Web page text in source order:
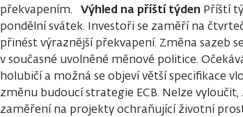
překvapením. Výhled na příští týden Příští
pondělní svátek. Investoři se zaměří na
přinést výraznější překvapení. Změna sazeb
v současné uvolněné měnové politice.
holubičí a možná se objeví větší specifikace
změnu budoucí strategie ECB. Nelze
zaměření na projekty ochraňující životní